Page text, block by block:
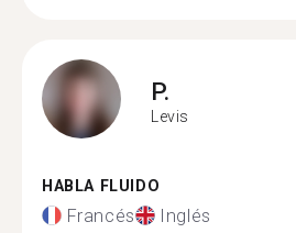
P.
Levis
HABLA FLUIDO
Francés Inglés